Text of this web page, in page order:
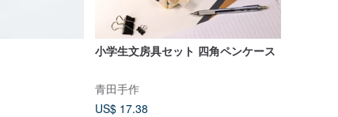
小学生文房具セット 四角ペンケース
青田手作
US$ 17.38